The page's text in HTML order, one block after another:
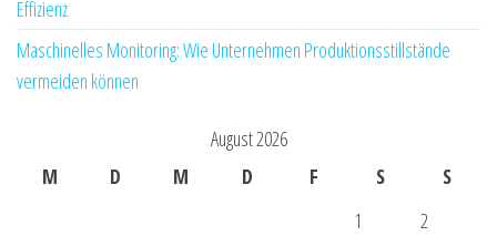
Effizienz
Maschinelles Monitoring: Wie Unternehmen Produktionsstillstände
vermeiden können
August 2026
M
D M D F S
S
1
2